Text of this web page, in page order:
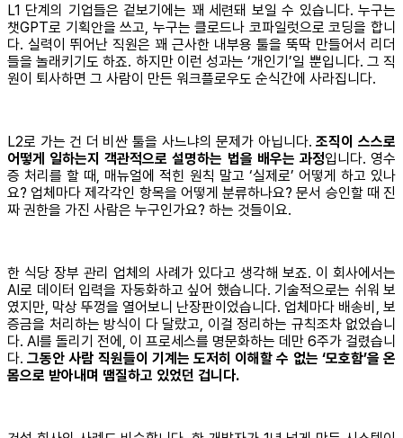
L1 단계의 기업들은 겉보기에는 꽤 세련돼 보일 수 있습니다. 누구는
챗GPT로 기획안을 쓰고, 누구는 클로드나 코파일럿으로 코딩을 합니
다. 실력이 뛰어난 직원은 꽤 근사한 내부용 툴을 뚝딱 만들어서 리더
들을 놀래키기도 하죠. 하지만 이런 성과는 ‘개인기’일 뿐입니다. 그 직
원이 퇴사하면 그 사람이 만든 워크플로우도 순식간에 사라집니다.
L2로 가는 건 더 비싼 툴을 사느냐의 문제가 아닙니다.조직이 스스로
어떻게 일하는지 객관적으로 설명하는 법을 배우는 과정입니다. 영수
증 처리를 할 때, 매뉴얼에 적힌 원칙 말고 ‘실제로’ 어떻게 하고 있나
요? 업체마다 제각각인 항목을 어떻게 분류하나요? 문서 승인할 때 진
짜 권한을 가진 사람은 누구인가요? 하는 것들이요.
한 식당 장부 관리 업체의 사례가 있다고 생각해 보죠. 이 회사에서는
AI로 데이터 입력을 자동화하고 싶어 했습니다. 기술적으로는 쉬워 보
였지만, 막상 뚜껑을 열어보니 난장판이었습니다. 업체마다 배송비, 보
증금을 처리하는 방식이 다 달랐고, 이걸 정리하는 규칙조차 없었습니
다. AI를 돌리기 전에, 이 프로세스를 명문화하는 데만 6주가 걸렸습니
다.그동안 사람 직원들이 기계는 도저히 이해할 수 없는 ‘모호함’을 온
몸으로 받아내며 땜질하고 있었던 겁니다.